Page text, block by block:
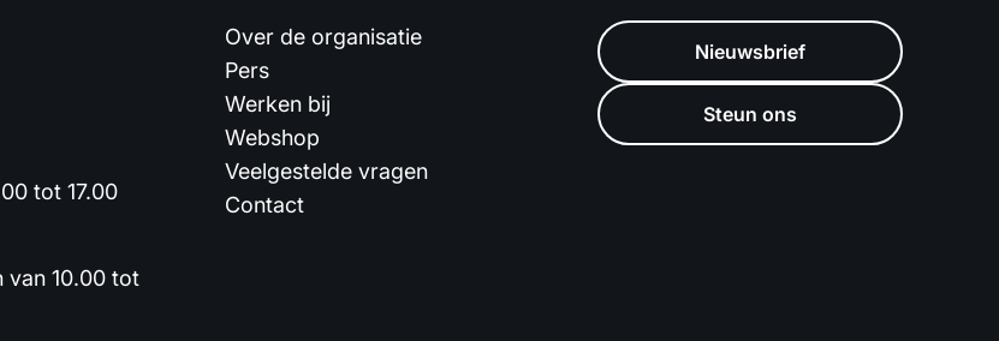
tot 17.00
van 10.00 tot
Over de organisatie
Pers
Werken bij
Webshop
Veelgestelde vragen
Contact
Nieuwsbrief
Steun ons